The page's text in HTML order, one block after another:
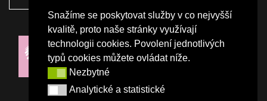
Snažíme se poskytovat služby v co nejvyšší
kvalitě, proto naše stránky využívají
technologii cookies. Povolení jednotlivých
typů cookies můžete ovládat níže.
NezbytnéNezbytné
Analytické a statistické
Analytické a statistické
NAŠI PARTNEŘI